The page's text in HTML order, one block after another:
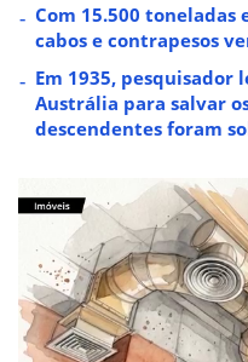
Com 15.500
cabos e contrapesos
Em 1935, pesquisador
Austrália para salvar
descendentes foram